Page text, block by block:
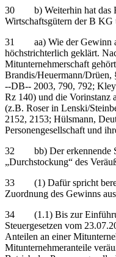
30 b) Weiterhin hat das FG
Wirtschaftsgütern der B KG
31 aa) Wie der Gewinn
höchstrichterlich geklärt.
Mitunternehmerschaft
Brandis/Heuermann/Drüen,
‑‑DB‑‑ 2003, 790, 792;
Rz 140) und die Vorinstanz
(z.B. Roser in Lenski/
2152, 2153; Hülsmann,
Personengesellschaft und
32 bb) Der erkennende
„Durchstockung“ des
33 (1) Dafür spricht bereits
Zuordnung des Gewinns
34 (1.1) Bis zur Einführung
Steuergesetzen vom
Anteilen an einer
Mitunternehmeranteile